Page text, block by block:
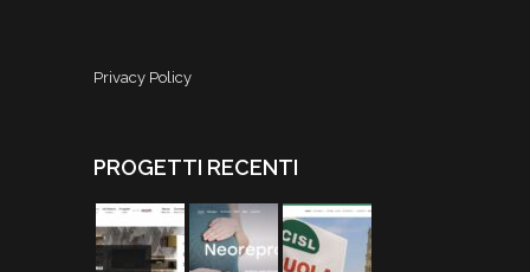
Privacy Policy
PROGETTI RECENTI